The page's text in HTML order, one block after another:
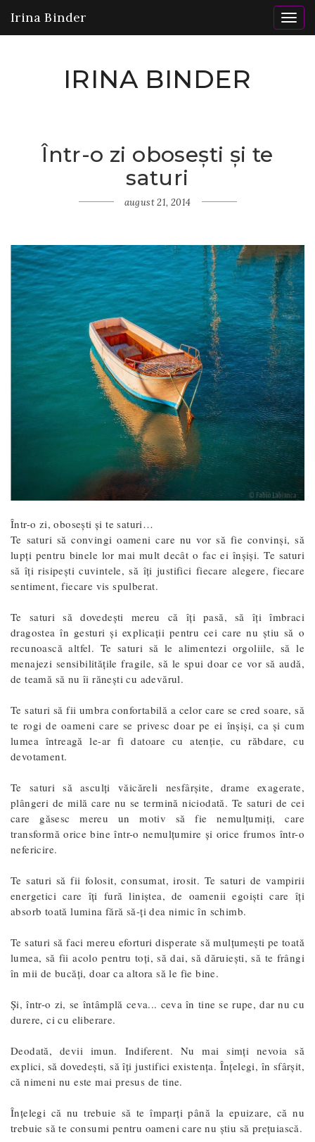
Irina Binder
IRINA BINDER
Home
saturi
Într-o zi obosești și te
saturi
august 21, 2014
Într-o zi, obosești și te saturi…
Te saturi să convingi oameni care nu vor să fie convinși, să
lupți pentru binele lor mai mult decât o fac ei înșiși. Te saturi
să îți risipești cuvintele, să îți justifici fiecare alegere, fiecare
sentiment, fiecare vis spulberat.
Te saturi să dovedești mereu că îți pasă, să îți îmbraci
dragostea în gesturi și explicații pentru cei care nu știu să o
recunoască altfel. Te saturi să le alimentezi orgoliile, să le
menajezi sensibilitățile fragile, să le spui doar ce vor să audă,
de teamă să nu îi rănești cu adevărul.
Te saturi să fii umbra confortabilă a celor care se cred soare, să
te rogi de oameni care se privesc doar pe ei înșiși, ca și cum
lumea întreagă le-ar fi datoare cu atenție, cu răbdare, cu
devotament.
Te saturi să asculți văicăreli nesfârșite, drame exagerate,
plângeri de milă care nu se termină niciodată. Te saturi de cei
care găsesc mereu un motiv să fie nemulțumiți, care
transformă orice bine într-o nemulțumire și orice frumos într-o
nefericire.
Te saturi să fii folosit, consumat, irosit. Te saturi de vampirii
energetici care îți fură liniștea, de oamenii egoiști care îți
absorb toată lumina fără să-ți dea nimic în schimb.
Te saturi să faci mereu eforturi disperate să mulțumești pe toată
lumea, să fii acolo pentru toți, să dai, să dăruiești, să te frângi
în mii de bucăți, doar ca altora să le fie bine.
Și, într-o zi, se întâmplă ceva... ceva în tine se rupe, dar nu cu
durere, ci cu eliberare.
Deodată, devii imun. Indiferent. Nu mai simți nevoia să
explici, să dovedești, să îți justifici existența. Înțelegi, în sfârșit,
că nimeni nu este mai presus de tine.
Înțelegi că nu trebuie să te împarți până la epuizare, că nu
trebuie să te consumi pentru oameni care nu știu să prețuiască.